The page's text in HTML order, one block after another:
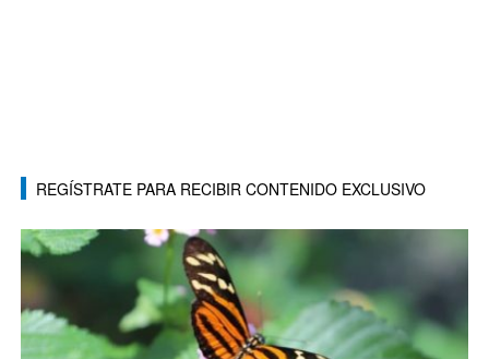
REGÍSTRATE PARA RECIBIR CONTENIDO EXCLUSIVO